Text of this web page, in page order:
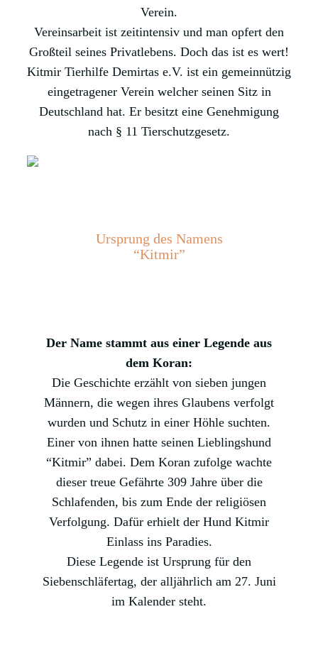
Verein.
Vereinsarbeit ist zeitintensiv und man opfert den
Großteil seines Privatlebens. Doch das ist es wert!
Kitmir Tierhilfe Demirtas e.V. ist ein gemeinnützig
eingetragener Verein welcher seinen Sitz in
Deutschland hat. Er besitzt eine Genehmigung
nach § 11 Tierschutzgesetz.
Ursprung des Namens
“Kitmir”
Der Name stammt aus einer Legende aus
dem Koran:
Die Geschichte erzählt von sieben jungen
Männern, die wegen ihres Glaubens verfolgt
wurden und Schutz in einer Höhle suchten.
Einer von ihnen hatte seinen Lieblingshund
“Kitmir” dabei. Dem Koran zufolge wachte
dieser treue Gefährte 309 Jahre über die
Schlafenden, bis zum Ende der religiösen
Verfolgung. Dafür erhielt der Hund Kitmir
Einlass ins Paradies.
Diese Legende ist Ursprung für den
Siebenschläfertag, der alljährlich am 27. Juni
im Kalender steht.